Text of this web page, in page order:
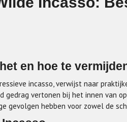
en hoe te
incasso, verwijst naar
gedrag vertonen bij het innen van
gevolgen hebben voor zowel de